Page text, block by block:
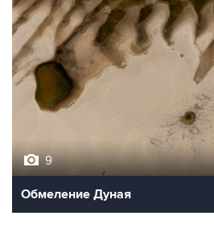
9
Обмеление Дуная